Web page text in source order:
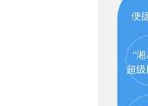
便
“
超